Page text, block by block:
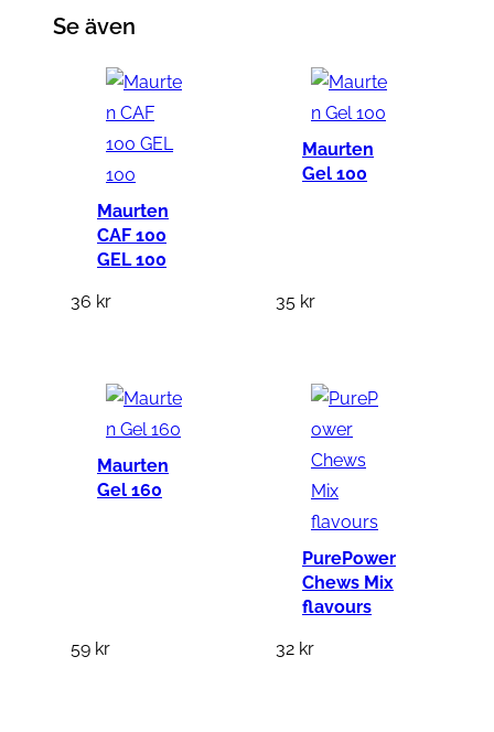
Se även
Maurten
CAF 100
GEL 100
36 kr
Maurten
Gel 100
35 kr
Maurten
Gel 160
59 kr
PurePower
Chews Mix
flavours
32 kr